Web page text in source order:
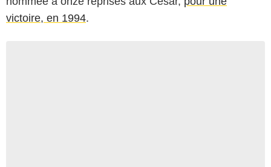
victoire, en 1994.